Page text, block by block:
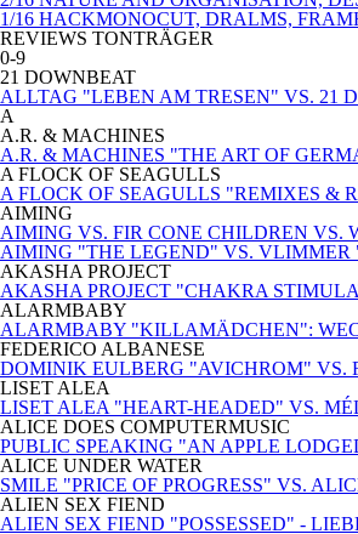
1/16 HACKMONOCUT, DRALMS,
REVIEWS TONTRÄGER
0-9
21 DOWNBEAT
ALLTAG "LEBEN AM TRESEN" VS. 21
A
A.R. & MACHINES
A.R. & MACHINES "THE ART OF
A FLOCK OF SEAGULLS
A FLOCK OF SEAGULLS "REMIXES &
AIMING
AIMING VS. FIR CONE CHILDREN VS.
AIMING "THE LEGEND" VS. VLIMMER
AKASHA PROJECT
AKASHA PROJECT "CHAKRA
ALARMBABY
ALARMBABY "KILLAMÄDCHEN":
FEDERICO ALBANESE
DOMINIK EULBERG "AVICHROM" VS.
LISET ALEA
LISET ALEA "HEART-HEADED" VS.
ALICE DOES COMPUTERMUSIC
PUBLIC SPEAKING "AN APPLE
ALICE UNDER WATER
SMILE "PRICE OF PROGRESS" VS.
ALIEN SEX FIEND
ALIEN SEX FIEND "POSSESSED" -